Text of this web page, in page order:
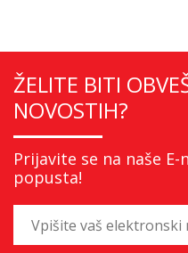
ŽELITE BITI
NOVOSTIH?
Prijavite se na naše
popusta!